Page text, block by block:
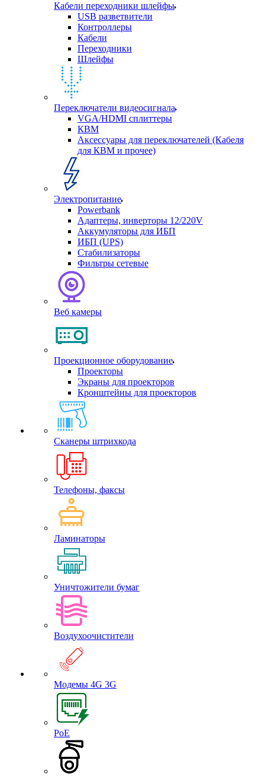
Кабели переходники шлейфы
USB разветвители
Контроллеры
Кабели
Переходники
Шлейфы
Переключатели видеосигнала
VGA/HDMI сплиттеры
КВМ
Аксессуары для переключателей (Кабеля
для КВМ и прочее)
Электропитание
Powerbank
Адаптеры, инверторы 12/220V
Аккумуляторы для ИБП
ИБП (UPS)
Стабилизаторы
Фильтры сетевые
Веб камеры
Проекционное оборудование
Проекторы
Экраны для проекторов
Кронштейны для проекторов
Сканеры штрихкода
Телефоны, факсы
Ламинаторы
Уничтожители бумаг
Воздухоочистители
Модемы 4G 3G
PoE